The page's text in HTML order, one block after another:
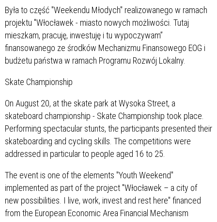
Była to część "Weekendu Młodych" realizowanego w ramach
projektu "Włocławek - miasto nowych możliwości. Tutaj
mieszkam, pracuję, inwestuję i tu wypoczywam”
finansowanego ze środków Mechanizmu Finansowego EOG i
budżetu państwa w ramach Programu Rozwój Lokalny.
Skate Championship
On August 20, at the skate park at Wysoka Street, a
skateboard championship - Skate Championship took place.
Performing spectacular stunts, the participants presented their
skateboarding and cycling skills. The competitions were
addressed in particular to people aged 16 to 25.
The event is one of the elements "Youth Weekend"
implemented as part of the project "Włocławek – a city of
new possibilities. I live, work, invest and rest here" financed
from the European Economic Area Financial Mechanism